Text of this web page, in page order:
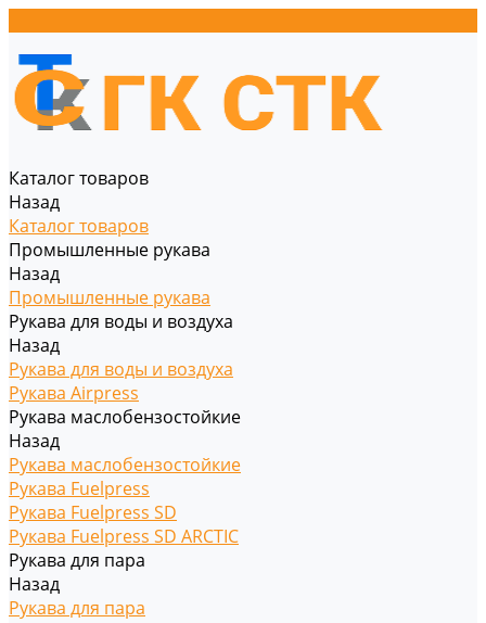
Каталог товаров
Назад
Каталог товаров
Промышленные рукава
Назад
Промышленные рукава
Рукава для воды и воздуха
Назад
Рукава для воды и воздуха
Рукава Airpress
Рукава маслобензостойкие
Назад
Рукава маслобензостойкие
Рукава Fuelpress
Рукава Fuelpress SD
Рукава Fuelpress SD ARCTIC
Рукава для пара
Назад
Рукава для пара